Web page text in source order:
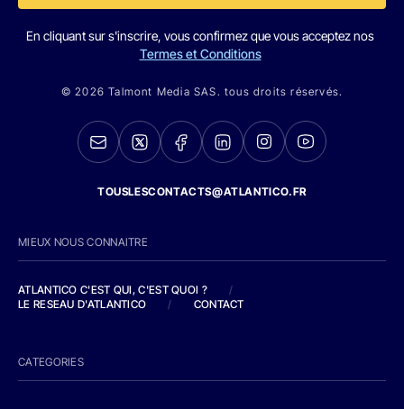
En cliquant sur s'inscrire, vous confirmez que vous acceptez nos
Termes et Conditions
© 2026 Talmont Media SAS. tous droits réservés.
TOUSLESCONTACTS@ATLANTICO.FR
MIEUX NOUS CONNAITRE
ATLANTICO C'EST QUI, C'EST QUOI ?
/
LE RESEAU D'ATLANTICO
/ CONTACT
CATEGORIES